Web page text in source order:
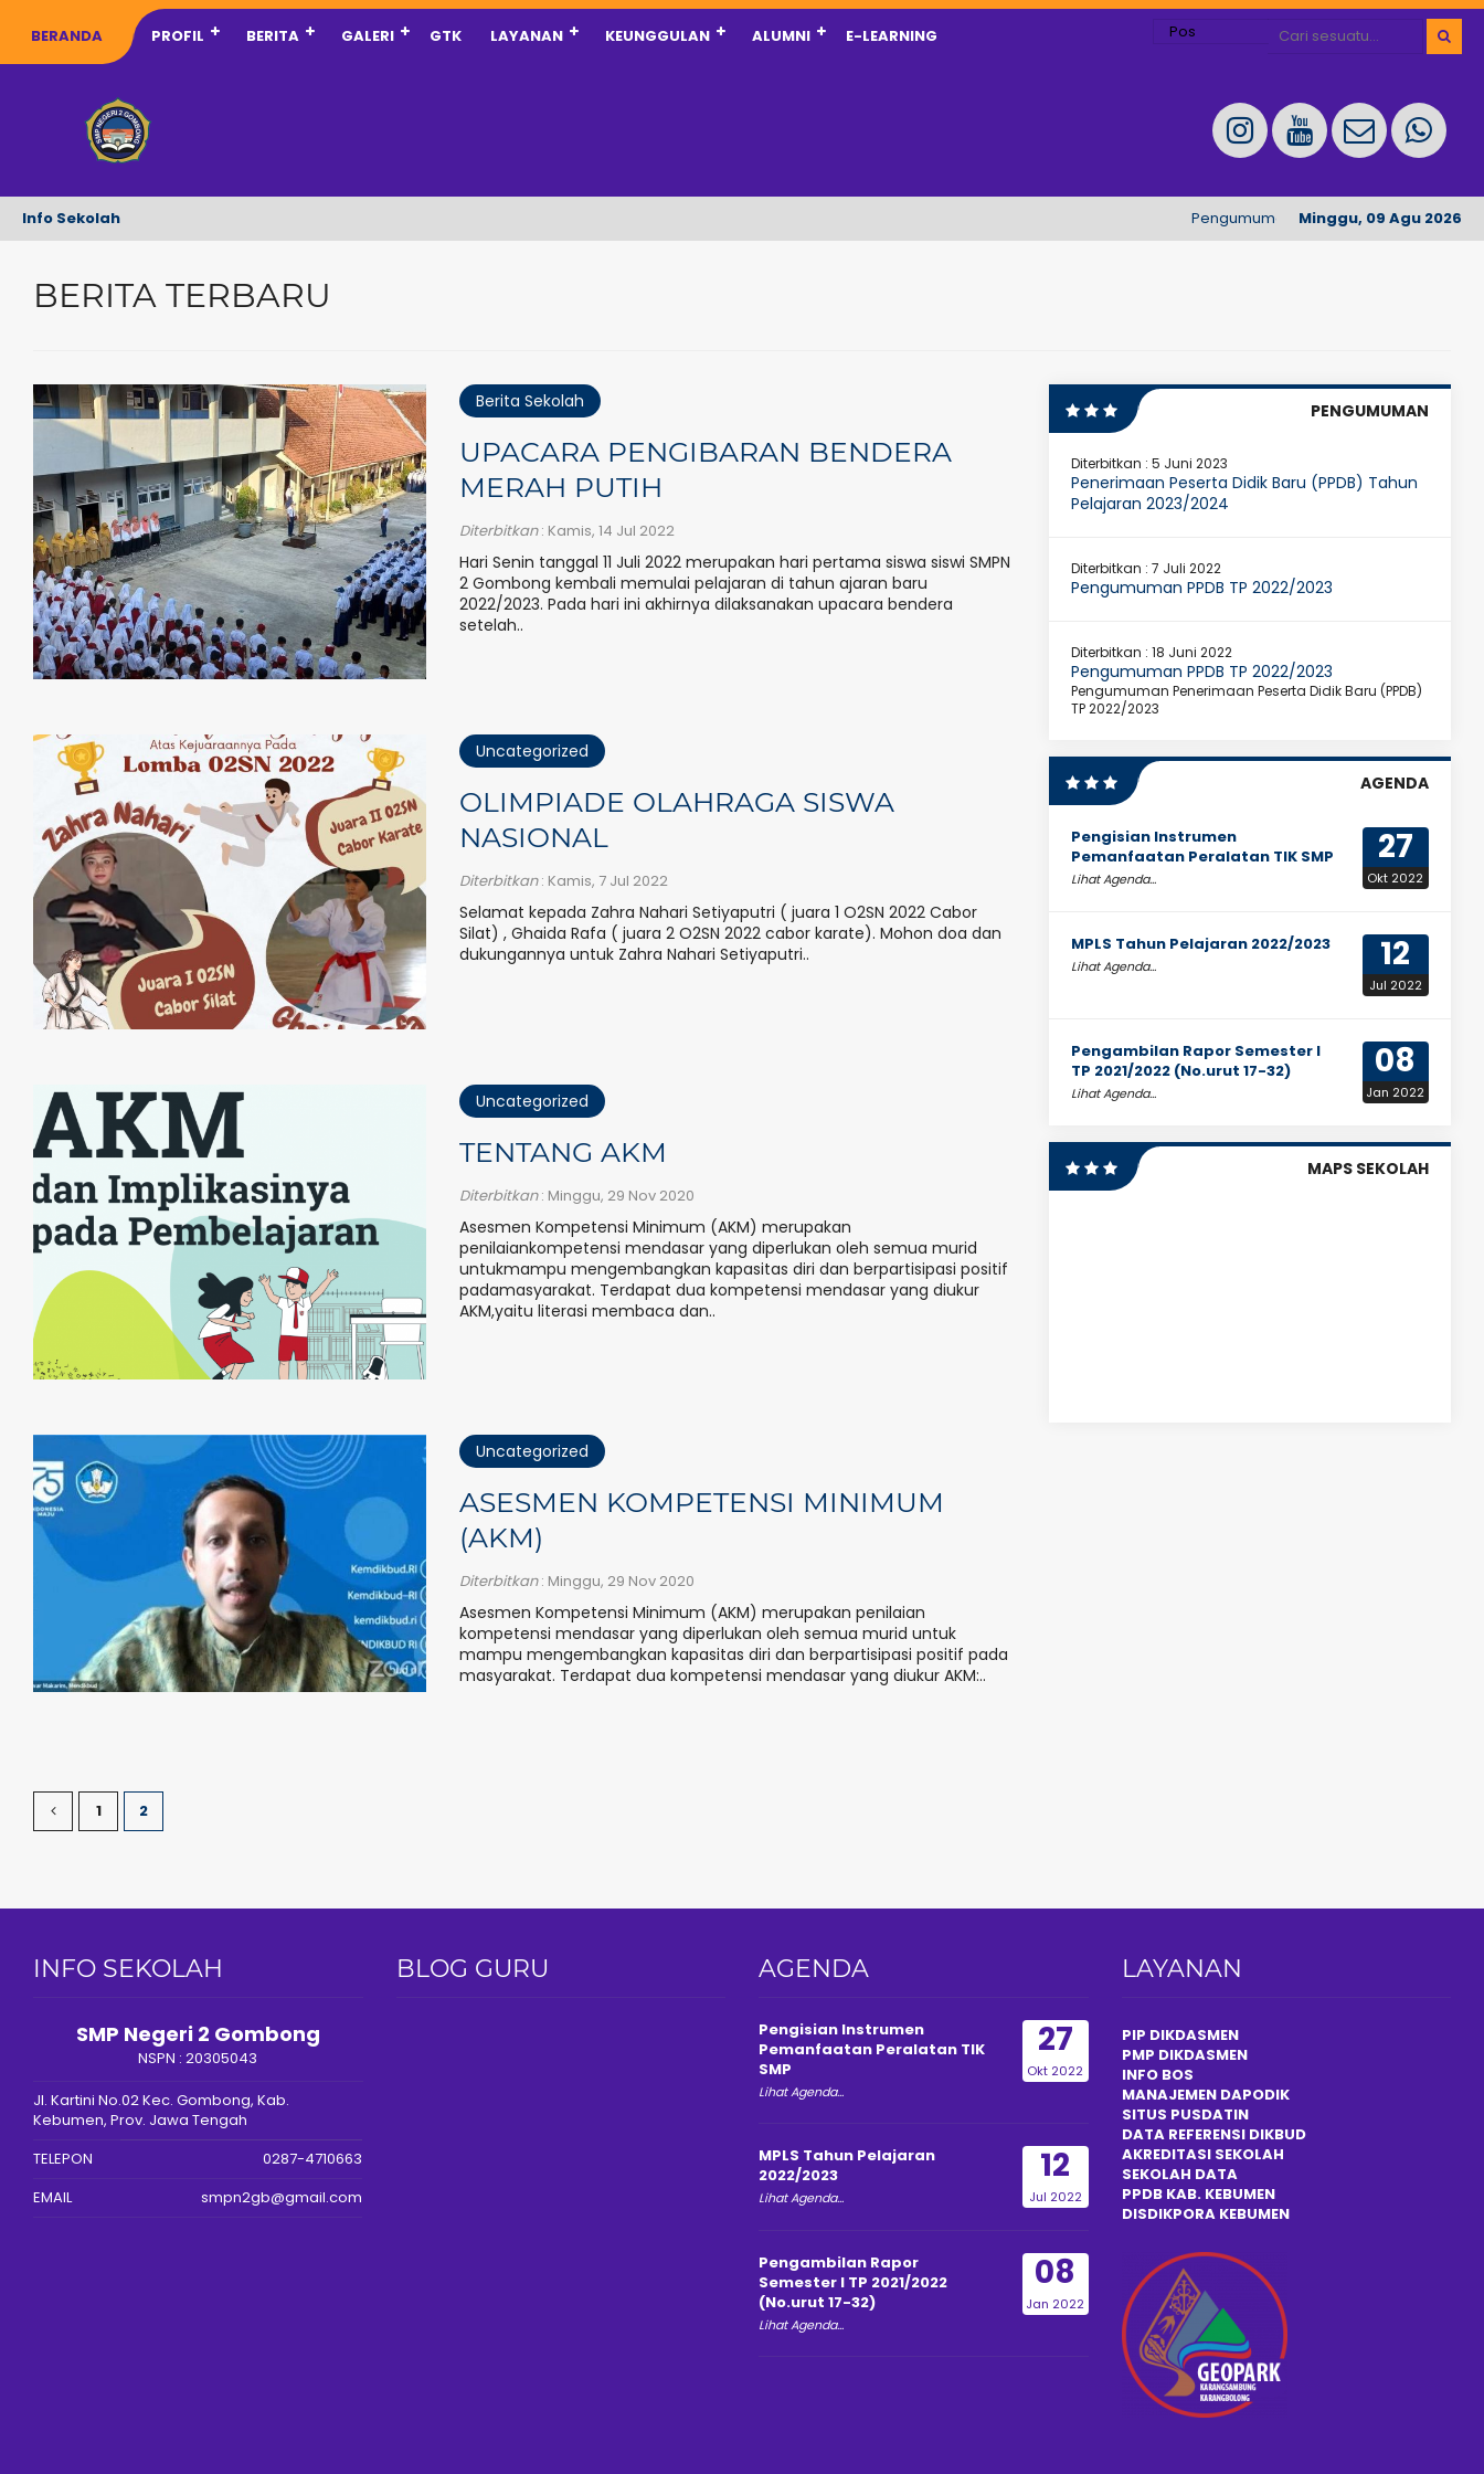
BERANDA PROFIL BERITA GALERI GTK LAYANAN KEUNGGULAN ALUMNI E-LEARNING
Info Sekolah Minggu, 09 Agu 2026
Pengumuman Penerimaan Peserta Didik
BERITA TERBARU
Berita Sekolah
UPACARA PENGIBARAN BENDERA
MERAH PUTIH
Diterbitkan: Kamis, 14 Jul 2022
Hari Senin tanggal 11 Juli 2022 merupakan hari pertama siswa siswi SMPN
2 Gombong kembali memulai pelajaran di tahun ajaran baru
2022/2023. Pada hari ini akhirnya dilaksanakan upacara bendera
setelah..
Uncategorized
OLIMPIADE OLAHRAGA SISWA
NASIONAL
Diterbitkan: Kamis, 7 Jul 2022
Selamat kepada Zahra Nahari Setiyaputri ( juara 1 O2SN 2022 Cabor
Silat) , Ghaida Rafa ( juara 2 O2SN 2022 cabor karate). Mohon doa dan
dukungannya untuk Zahra Nahari Setiyaputri..
Uncategorized
TENTANG AKM
Diterbitkan: Minggu, 29 Nov 2020
Asesmen Kompetensi Minimum (AKM) merupakan
penilaiankompetensi mendasar yang diperlukan oleh semua murid
untukmampu mengembangkan kapasitas diri dan berpartisipasi positif
padamasyarakat. Terdapat dua kompetensi mendasar yang diukur
AKM,yaitu literasi membaca dan..
Uncategorized
ASESMEN KOMPETENSI MINIMUM
(AKM)
Diterbitkan: Minggu, 29 Nov 2020
Asesmen Kompetensi Minimum (AKM) merupakan penilaian
kompetensi mendasar yang diperlukan oleh semua murid untuk
mampu mengembangkan kapasitas diri dan berpartisipasi positif pada
masyarakat. Terdapat dua kompetensi mendasar yang diukur AKM:..
1 2
PENGUMUMAN
Diterbitkan : 5 Juni 2023
Penerimaan Peserta Didik Baru (PPDB) Tahun
Pelajaran 2023/2024
Diterbitkan : 7 Juli 2022
Pengumuman PPDB TP 2022/2023
Diterbitkan : 18 Juni 2022
Pengumuman PPDB TP 2022/2023
Pengumuman Penerimaan Peserta Didik Baru (PPDB)
TP 2022/2023
AGENDA
27
Okt 2022
Pengisian Instrumen
Pemanfaatan Peralatan TIK SMP
Lihat Agenda...
12
Jul 2022
MPLS Tahun Pelajaran 2022/2023
Lihat Agenda...
08
Jan 2022
Pengambilan Rapor Semester I
TP 2021/2022 (No.urut 17-32)
Lihat Agenda...
MAPS SEKOLAH
INFO SEKOLAH
SMP Negeri 2 Gombong
NSPN :20305043
Jl. Kartini No.02 Kec. Gombong, Kab.
Kebumen, Prov. Jawa Tengah
TELEPON
0287-4710663
EMAIL
smpn2gb@gmail.com
BLOG GURU AGENDA
27
Okt 2022
Pengisian Instrumen
Pemanfaatan Peralatan TIK
SMP
Lihat Agenda...
12
Jul 2022
MPLS Tahun Pelajaran
2022/2023
Lihat Agenda...
08
Jan 2022
Pengambilan Rapor
Semester I TP 2021/2022
(No.urut 17-32)
Lihat Agenda...
LAYANAN
PIP DIKDASMEN
PMP DIKDASMEN
INFO BOS
MANAJEMEN DAPODIK
SITUS PUSDATIN
DATA REFERENSI DIKBUD
AKREDITASI SEKOLAH
SEKOLAH DATA
PPDB KAB. KEBUMEN
DISDIKPORAKEBUMEN